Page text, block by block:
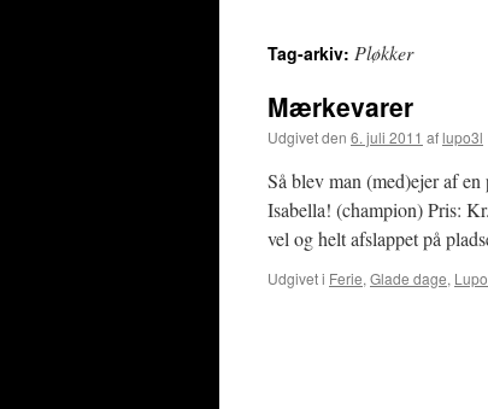
Tag-arkiv: Pløkker
Mærkevarer
Udgivet den 6. juli 2011 aflupo3l
Så blev man (med)ejer af
Isabella! (champion) Pris:
vel og helt afslappet på
Udgivet i Ferie, Glade dage,